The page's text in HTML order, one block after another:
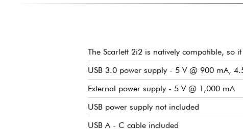
The Scarlett 2i2 is natively compatible, so
USB 3.0 power supply - 5 V @ 900 mA,
External power supply - 5 V @ 1,000 mA
USB power supply not included
USB A - C cable included